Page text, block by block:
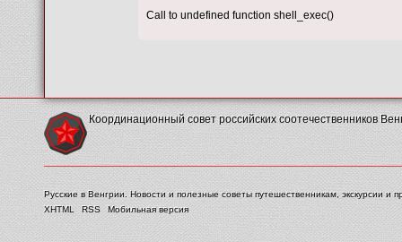
Call to undefined function shell_exec()
Координационный совет российских соотечественников
Русские в Венгрии. Новости и полезные советы путешественникам, экскурсии
XHTML
RSS Мобильная версия